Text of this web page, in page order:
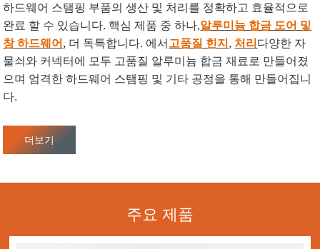
하드웨어 스탬핑 부품의 생산 및 처리를 정확하고 효율적으로
완료 할 수 있습니다. 핵심 제품 중 하나,알루미늄 합금 도어 및
창 하드웨어 , 더 독특합니다. 에서 고품질 힌지 , 처리 다양한 자
물쇠와 커넥터에 모두 고품질 알루미늄 합금 재료로 만들어졌
으며 엄격한 하드웨어 스탬핑 및 기타 공정을 통해 만들어집니
다.
더보기
주요 제품